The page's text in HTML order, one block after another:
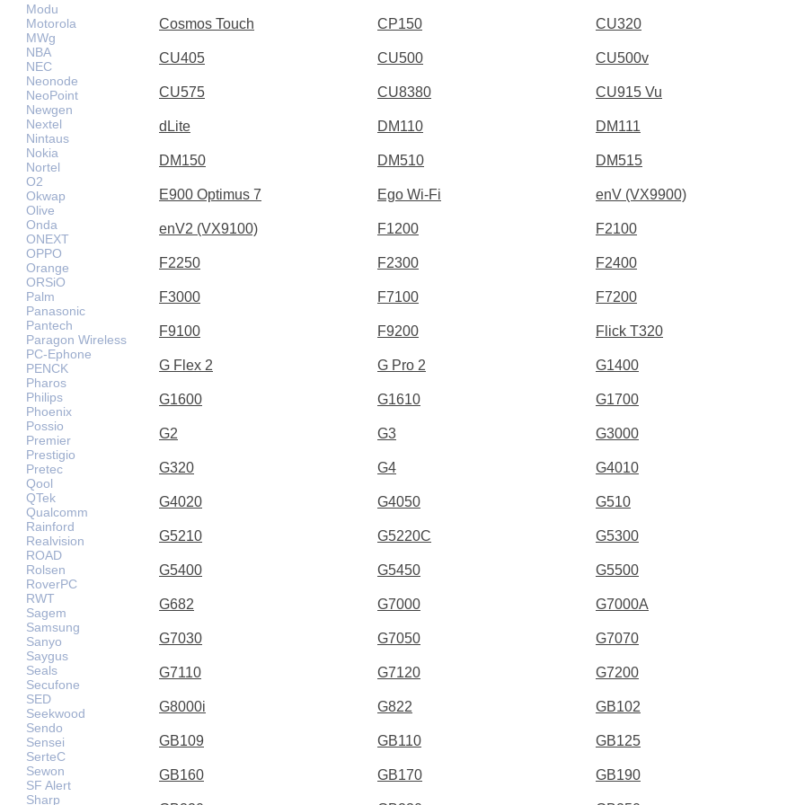
Modu
Motorola
MWg
NBA
NEC
Neonode
NeoPoint
Newgen
Nextel
Nintaus
Nokia
Nortel
O2
Okwap
Olive
Onda
ONEXT
OPPO
Orange
ORSiO
Palm
Panasonic
Pantech
Paragon Wireless
PC-Ephone
PENCK
Pharos
Philips
Phoenix
Possio
Premier
Prestigio
Pretec
Qool
QTek
Qualcomm
Rainford
Realvision
ROAD
Rolsen
RoverPC
RWT
Sagem
Samsung
Sanyo
Saygus
Seals
Secufone
SED
Seekwood
Sendo
Sensei
SerteC
Sewon
SF Alert
Sharp
Cosmos Touch CP150 CU320
CU405 CU500 CU500v
CU575 CU8380 CU915 Vu
dLite DM110 DM111
DM150 DM510 DM515
E900 Optimus 7 Ego Wi-Fi enV (VX9900)
enV2 (VX9100) F1200 F2100
F2250 F2300 F2400
F3000 F7100 F7200
F9100 F9200 Flick T320
G Flex 2 G Pro 2 G1400
G1600 G1610 G1700
G2 G3 G3000
G320 G4 G4010
G4020 G4050 G510
G5210 G5220C G5300
G5400 G5450 G5500
G682 G7000 G7000A
G7030 G7050 G7070
G7110 G7120 G7200
G8000i G822 GB102
GB109 GB110 GB125
GB160 GB170 GB190